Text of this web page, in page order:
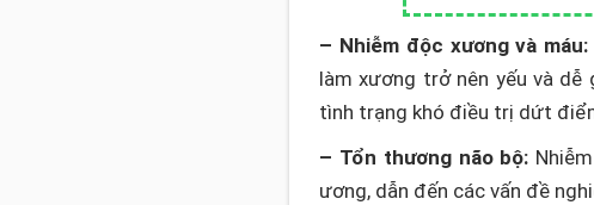
– Nhiễm độc xương và máu:
làm xương trở nên yếu và dễ
tình trạng khó điều trị dứt
– Tổn thương não bộ:
ương, dẫn đến các vấn đề